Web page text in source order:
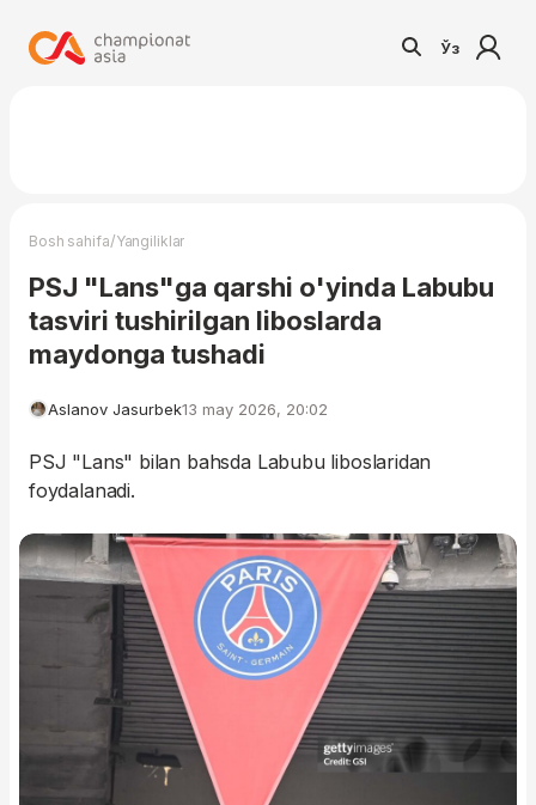
Ўз
Bosh sahifa/Yangiliklar
PSJ "Lans"ga qarshi o'yinda Labubu
tasviri tushirilgan liboslarda
maydonga tushadi
Aslanov Jasurbek13 may 2026, 20:02
PSJ "Lans" bilan bahsda Labubu liboslaridan
foydalanadi.